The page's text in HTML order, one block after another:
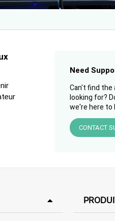
Need
Can't find the
looking for?
we're here to
CONTACT